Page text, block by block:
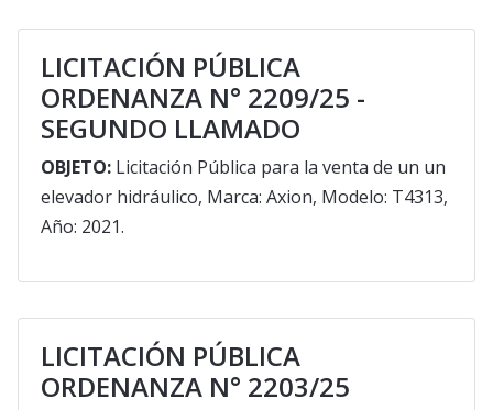
LICITACIÓN PÚBLICA
ORDENANZA N° 2209/25 -
SEGUNDO LLAMADO
OBJETO: Licitación Pública para la venta de un un
elevador hidráulico, Marca: Axion, Modelo: T4313,
Año: 2021.
LICITACIÓN PÚBLICA
ORDENANZA N° 2203/25